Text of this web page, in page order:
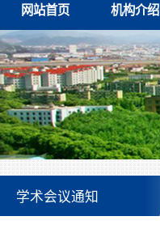
网站首页 机构介绍
学术会议通知